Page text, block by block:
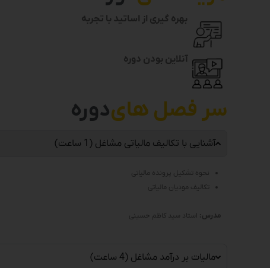
بهره گیری از اساتید با تجربه
آنلاین بودن دوره
سر فصل هایدوره
آشنایی با تکالیف مالیاتی مشاغل (1 ساعت)
نحوه تشکیل پرونده مالیاتی
تکالیف مودیان مالیاتی
مدرس: استاد سید کاظم حسینی
مالیات بر درآمد مشاغل (4 ساعت)